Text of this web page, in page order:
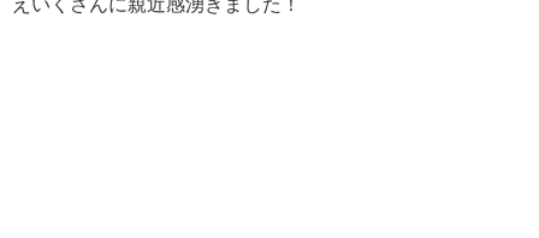
えいくさんに親近感湧きました！